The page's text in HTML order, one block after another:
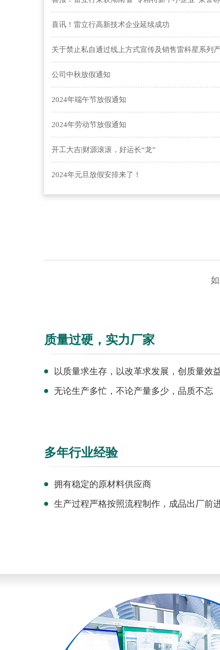
喜讯！雷立行高新技术企业延续成功
关于禁止私自通过线上方式宣传及销售雷科星系列
公司中秋放假通知
2024年端午节放假通知
2024年劳动节放假通知
开工大吉|财源滚滚，好运长“龙”
2024年元旦放假安排来了！
质量过硬，实力厂家
以质量求生存，以改革求发展，创质量效
无论生产多忙，不论产量多少，品质不忘
多年行业经验
拥有稳定的原材料供应商
生产过程严格按照流程制作，成品出厂前